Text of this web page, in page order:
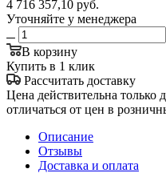
4 716 357,10 руб.
Уточняйте у менеджера
В корзину
Купить в 1 клик
Рассчитать доставку
Цена действительна только
отличаться от цен в
Описание
Отзывы
Доставка и оплата